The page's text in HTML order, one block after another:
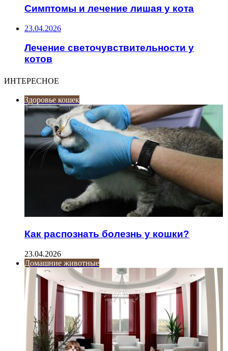
Симптомы и лечение лишая у кота
23.04.2026
Лечение светочувствительности у
котов
ИНТЕРЕСНОЕ
Здоровье кошек
Как распознать болезнь у кошки?
23.04.2026
Домашние животные